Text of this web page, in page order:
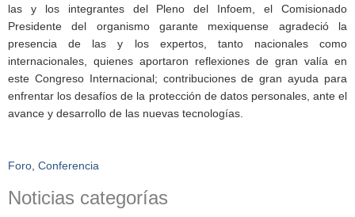
las y los integrantes del Pleno del Infoem, el Comisionado
Presidente del organismo garante mexiquense agradeció la
presencia de las y los expertos, tanto nacionales como
internacionales, quienes aportaron reflexiones de gran valía en
este Congreso Internacional; contribuciones de gran ayuda para
enfrentar los desafíos de la protección de datos personales, ante el
avance y desarrollo de las nuevas tecnologías.
Foro Conferencia
Noticias categorías